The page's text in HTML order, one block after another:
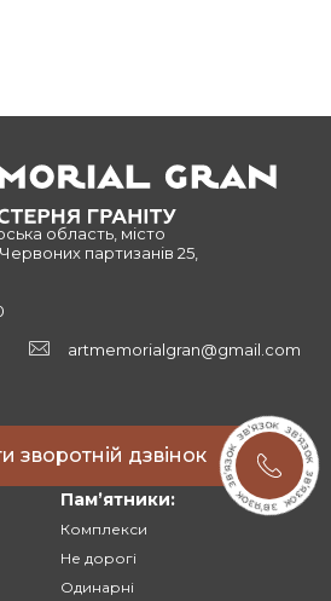
область, місто
партизанів 25,
artmemorialgran@gmail.com
зворотній дзвінок
Памʼятники:
Комплекси
Не дорогі
Одинарні